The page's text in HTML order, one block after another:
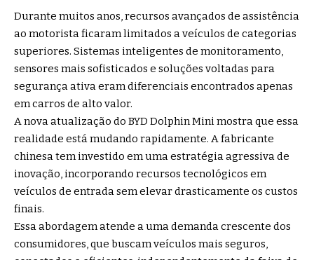
Durante muitos anos, recursos avançados de assistência
ao motorista ficaram limitados a veículos de categorias
superiores. Sistemas inteligentes de monitoramento,
sensores mais sofisticados e soluções voltadas para
segurança ativa eram diferenciais encontrados apenas
em carros de alto valor.
A nova atualização do BYD Dolphin Mini mostra que essa
realidade está mudando rapidamente. A fabricante
chinesa tem investido em uma estratégia agressiva de
inovação, incorporando recursos tecnológicos em
veículos de entrada sem elevar drasticamente os custos
finais.
Essa abordagem atende a uma demanda crescente dos
consumidores, que buscam veículos mais seguros,